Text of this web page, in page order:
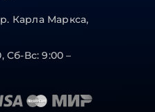
Карла Маркса,
Сб-Вс: 9:00 –